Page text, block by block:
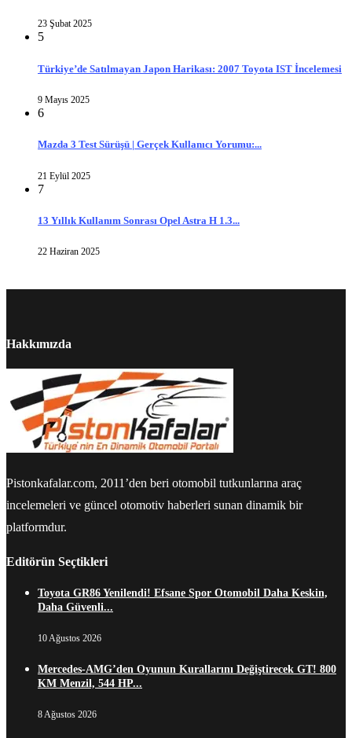
23 Şubat 2025
5
Türkiye’de Satılmayan Japon Harikası: 2007 Toyota IST İncelemesi
9 Mayıs 2025
6
Mazda 3 Test Sürüşü | Gerçek Kullanıcı Yorumu:...
21 Eylül 2025
7
13 Yıllık Kullanım Sonrası Opel Astra H 1.3...
22 Haziran 2025
Hakkımızda
Pistonkafalar.com, 2011’den beri otomobil tutkunlarına araç
incelemeleri ve güncel otomotiv haberleri sunan dinamik bir
platformdur.
Editörün Seçtikleri
Toyota GR86 Yenilendi! Efsane Spor Otomobil Daha Keskin,
Daha Güvenli...
10 Ağustos 2026
Mercedes-AMG’den Oyunun Kurallarını Değiştirecek GT! 800
KM Menzil, 544 HP...
8 Ağustos 2026